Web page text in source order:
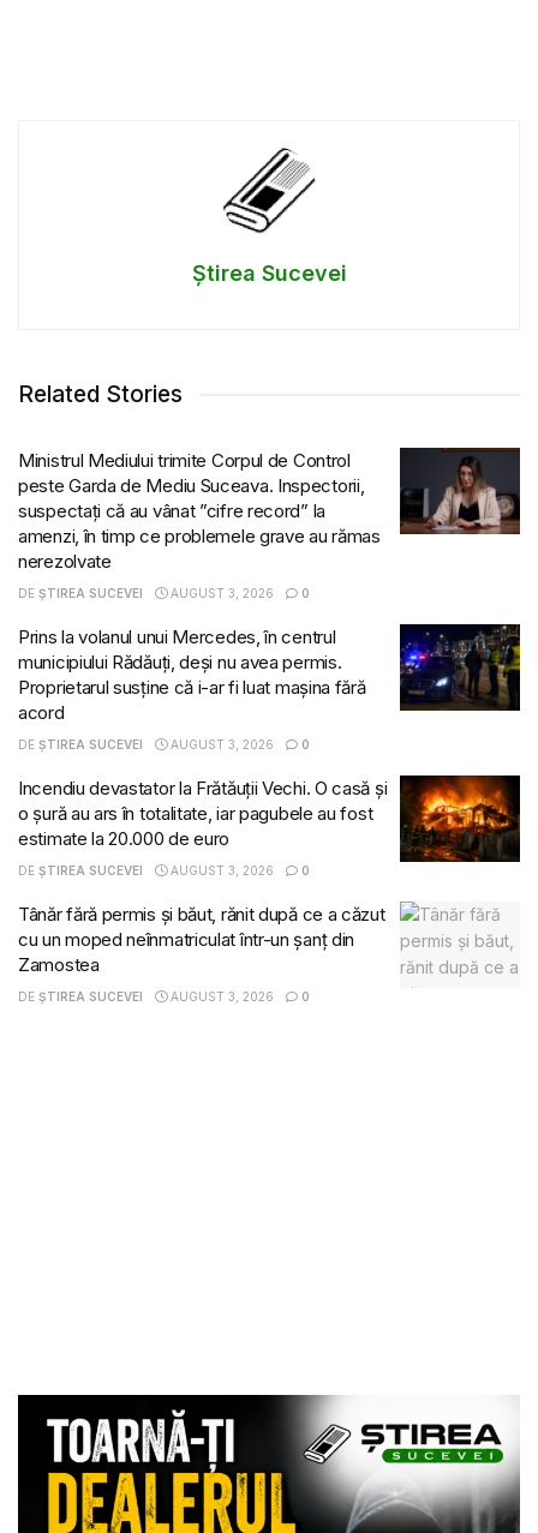
Știrea Sucevei
Related Stories
Ministrul Mediului trimite Corpul de Control
peste Garda de Mediu Suceava. Inspectorii,
suspectați că au vânat ”cifre record” la
amenzi, în timp ce problemele grave au rămas
nerezolvate
DE ȘTIREA SUCEVEI AUGUST 3, 2026 0
Prins la volanul unui Mercedes, în centrul
municipiului Rădăuți, deși nu avea permis.
Proprietarul susține că i-ar fi luat mașina fără
acord
DE ȘTIREA SUCEVEI AUGUST 3, 2026 0
Incendiu devastator la Frătăuții Vechi. O casă și
o șură au ars în totalitate, iar pagubele au fost
estimate la 20.000 de euro
DE ȘTIREA SUCEVEI AUGUST 3, 2026 0
Tânăr fără permis și băut, rănit după ce a căzut
cu un moped neînmatriculat într-un șanț din
Zamostea
DE ȘTIREA SUCEVEI AUGUST 3, 2026 0